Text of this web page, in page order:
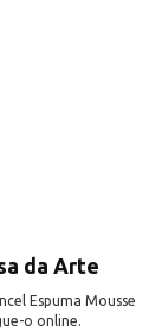
da Arte
Espuma Mousse
o online.